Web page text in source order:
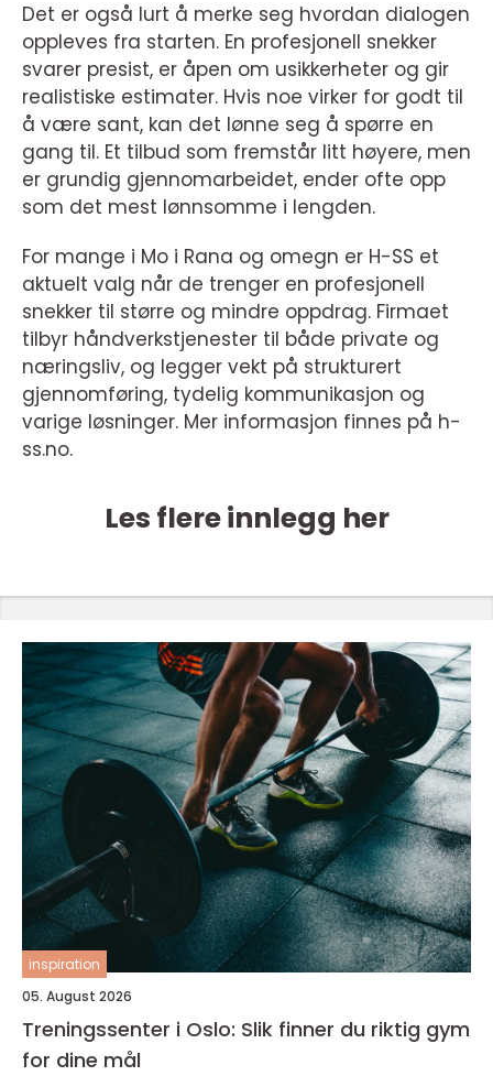
Det er også lurt å merke seg hvordan dialogen
oppleves fra starten. En profesjonell snekker
svarer presist, er åpen om usikkerheter og gir
realistiske estimater. Hvis noe virker for godt til
å være sant, kan det lønne seg å spørre en
gang til. Et tilbud som fremstår litt høyere, men
er grundig gjennomarbeidet, ender ofte opp
som det mest lønnsomme i lengden.
For mange i Mo i Rana og omegn er H-SS et
aktuelt valg når de trenger en profesjonell
snekker til større og mindre oppdrag. Firmaet
tilbyr håndverkstjenester til både private og
næringsliv, og legger vekt på strukturert
gjennomføring, tydelig kommunikasjon og
varige løsninger. Mer informasjon finnes på h-
ss.no.
Les flere innlegg her
inspiration
05. August 2026
Treningssenter i Oslo: Slik finner du riktig gym
for dine mål